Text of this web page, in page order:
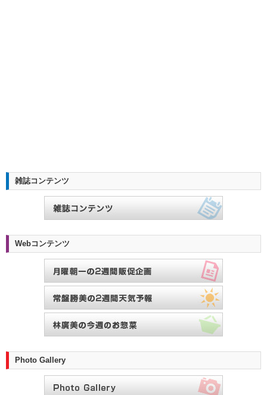
雑誌コンテンツ
Webコンテンツ
Photo Gallery